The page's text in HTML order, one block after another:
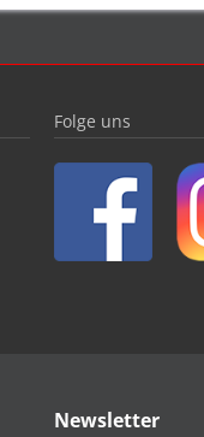
Folge uns
Newsletter